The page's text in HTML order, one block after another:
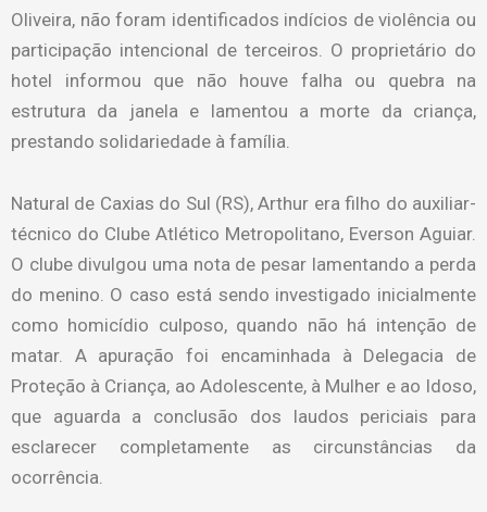
Oliveira, não foram identificados indícios de violência ou
participação intencional de terceiros. O proprietário do
hotel informou que não houve falha ou quebra na
estrutura da janela e lamentou a morte da criança,
prestando solidariedade à família.
Natural de Caxias do Sul (RS), Arthur era filho do auxiliar-
técnico do Clube Atlético Metropolitano, Everson Aguiar.
O clube divulgou uma nota de pesar lamentando a perda
do menino. O caso está sendo investigado inicialmente
como homicídio culposo, quando não há intenção de
matar. A apuração foi encaminhada à Delegacia de
Proteção à Criança, ao Adolescente, à Mulher e ao Idoso,
que aguarda a conclusão dos laudos periciais para
esclarecer completamente as circunstâncias da
ocorrência.